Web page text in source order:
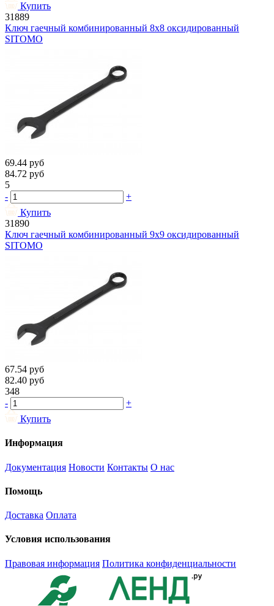
Купить
31889
Ключ гаечный комбинированный 8х8 оксидированный
SITOMO
69.44 руб
84.72 руб
5
-
+
Купить
31890
Ключ гаечный комбинированный 9х9 оксидированный
SITOMO
67.54 руб
82.40 руб
348
-
+
Купить
Информация
Документация Новости Контакты О нас
Помощь
Доставка Оплата
Условия использования
Правовая информация Политика конфиденциальности